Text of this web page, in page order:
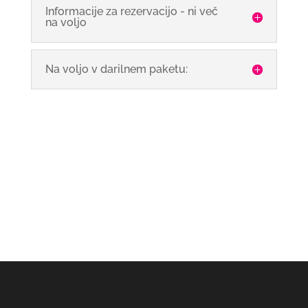
Informacije za rezervacijo - ni več
na voljo
Na voljo v darilnem paketu: